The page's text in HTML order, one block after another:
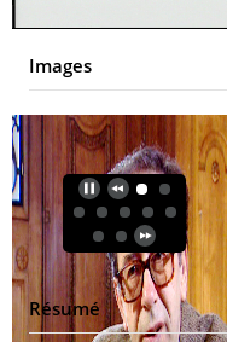
Video
Images
Résumé